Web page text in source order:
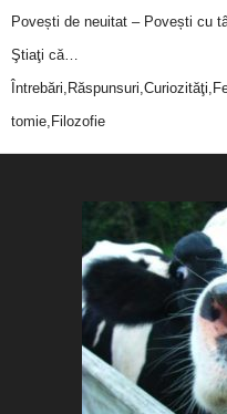
Povești de neuitat – Povești cu
Ştiaţi că…
tomie,Filozofie